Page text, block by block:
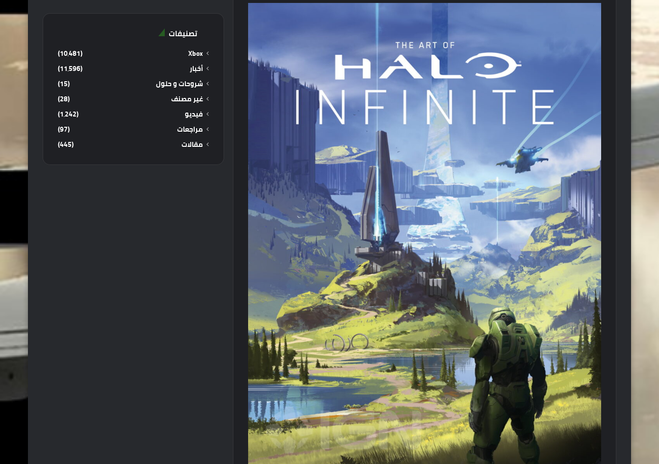
تصنيفات
Xbox
(10٬481)
أخبار
(11٬596)
شروحات و حلول
(15)
غير مصنف
(28)
فيديو
(1٬242)
مراجعات
(97)
مقالات
(445)